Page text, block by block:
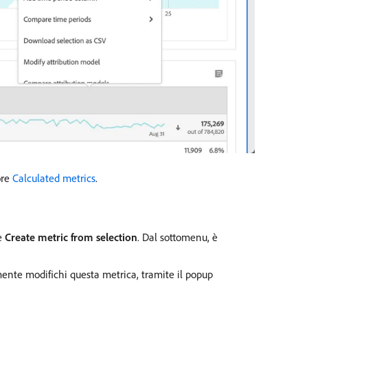
Calculated metrics.
Create metric from selection. Dal sottomenu, è
modifichi questa metrica, tramite il popup